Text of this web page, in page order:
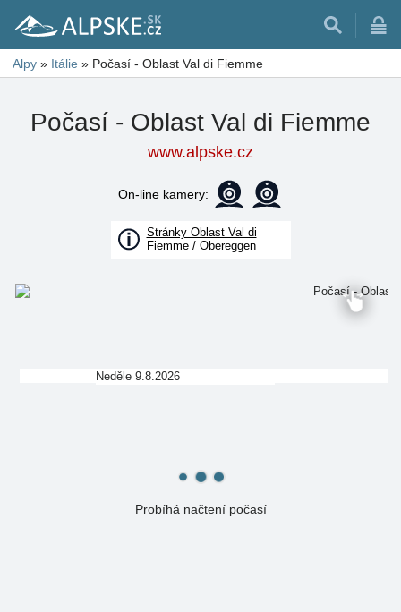
Alpy » Itálie » Počasí - Oblast Val di Fiemme
Počasí - Oblast Val di Fiemme
www.alpske.cz
On-line kamery:
Stránky Oblast Val di
Fiemme / Obereggen
Probíhá načtení počasí
Neděle 9.8.2026